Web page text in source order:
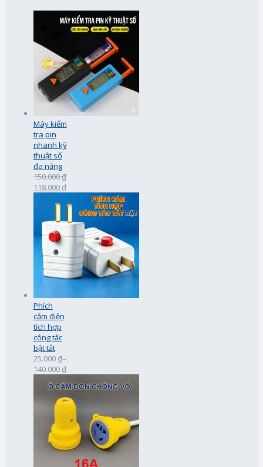
Máy kiểm
tra pin
nhanh kỹ
thuật số
đa năng
150.000 ₫
118.000 ₫
Phích
cắm điện
tích hợp
công tắc
bật tắt
25.000 ₫–
140.000 ₫